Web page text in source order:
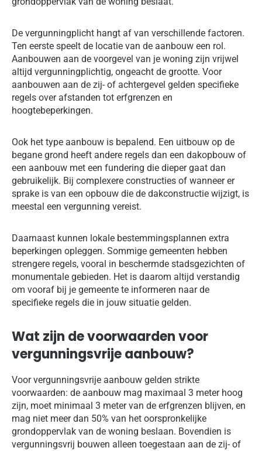
De vergunningplicht hangt af van verschillende factoren.
Ten eerste speelt de locatie van de aanbouw een rol.
Aanbouwen aan de voorgevel van je woning zijn vrijwel
altijd vergunningplichtig, ongeacht de grootte. Voor
aanbouwen aan de zij- of achtergevel gelden specifieke
regels over afstanden tot erfgrenzen en
hoogtebeperkingen.
Ook het type aanbouw is bepalend. Een uitbouw op de
begane grond heeft andere regels dan een dakopbouw of
een aanbouw met een fundering die dieper gaat dan
gebruikelijk. Bij complexere constructies of wanneer er
sprake is van een opbouw die de dakconstructie wijzigt, is
meestal een vergunning vereist.
Daarnaast kunnen lokale bestemmingsplannen extra
beperkingen opleggen. Sommige gemeenten hebben
strengere regels, vooral in beschermde stadsgezichten of
monumentale gebieden. Het is daarom altijd verstandig
om vooraf bij je gemeente te informeren naar de
specifieke regels die in jouw situatie gelden.
Wat zijn de voorwaarden voor
vergunningsvrije aanbouw?
Voor vergunningsvrije aanbouw gelden strikte
voorwaarden: de aanbouw mag maximaal 3 meter hoog
zijn, moet minimaal 3 meter van de erfgrenzen blijven, en
mag niet meer dan 50% van het oorspronkelijke
grondoppervlak van de woning beslaan. Bovendien is
vergunningsvrij bouwen alleen toegestaan aan de zij- of